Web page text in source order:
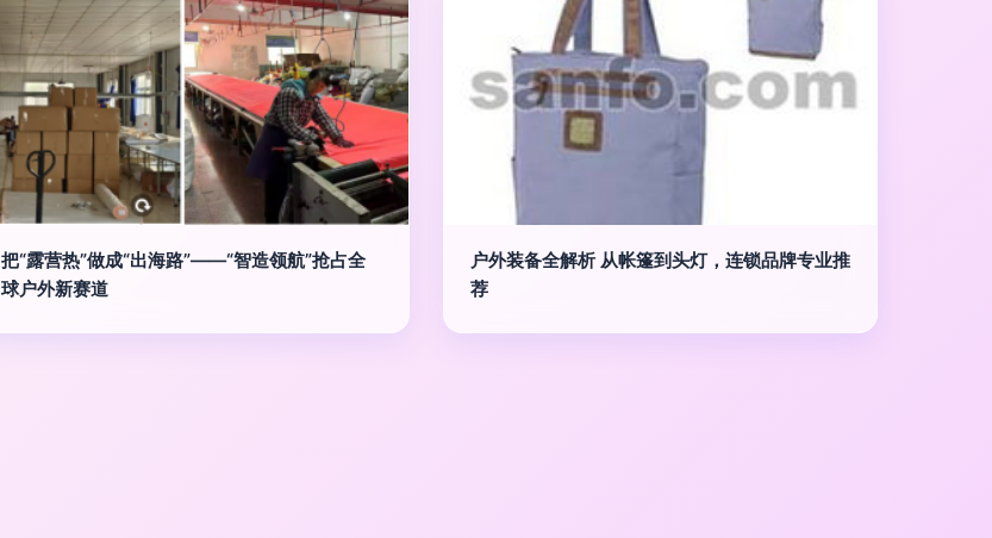
把“露营热”做成“出海路”——“智造领航”抢占全
球户外新赛道
户外装备全解析 从帐篷到头灯，连锁品牌专业推
荐